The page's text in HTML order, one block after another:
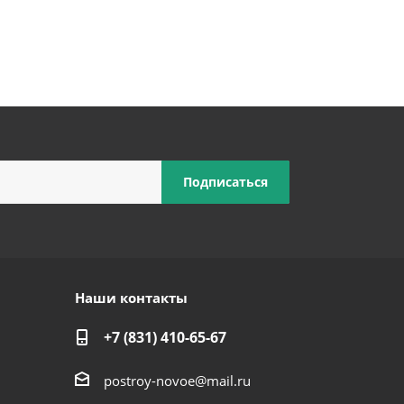
Наши контакты
+7 (831) 410-65-67
postroy-novoe@mail.ru